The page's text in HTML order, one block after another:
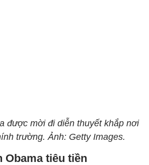
được mời đi diễn thuyết khắp nơi
trường. Ảnh: Getty Images.
Obama tiêu tiền